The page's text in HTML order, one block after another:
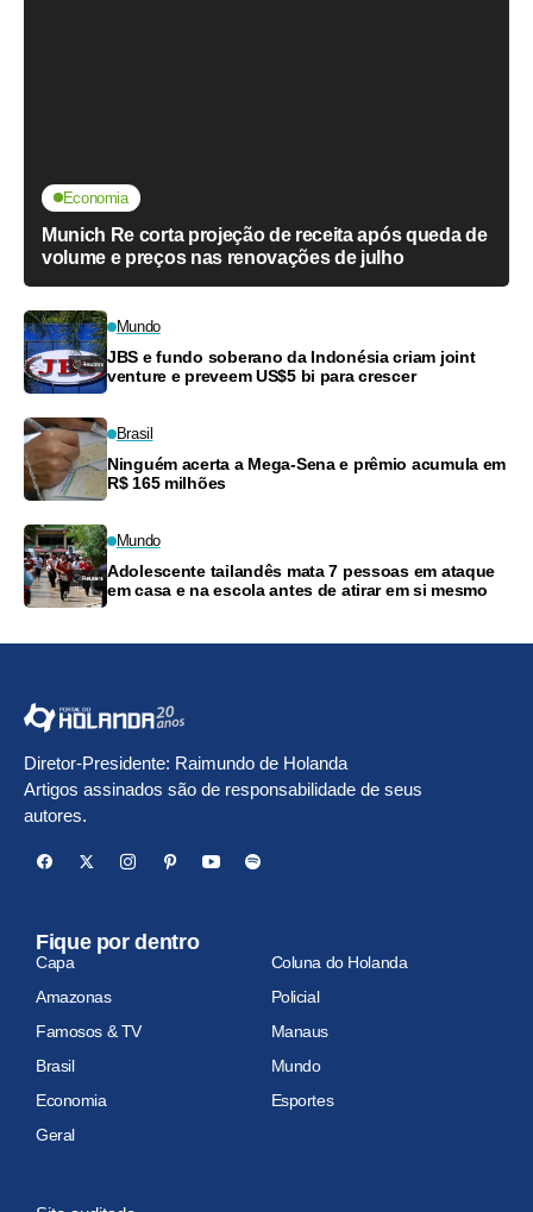
Economia
Munich Re corta projeção de receita após queda de
volume e preços nas renovações de julho
Mundo
JBS e fundo soberano da Indonésia criam joint
venture e preveem US$5 bi para crescer
Brasil
Ninguém acerta a Mega-Sena e prêmio acumula em
R$ 165 milhões
Mundo
Adolescente tailandês mata 7 pessoas em ataque
em casa e na escola antes de atirar em si mesmo
Diretor-Presidente: Raimundo de Holanda
Artigos assinados são de responsabilidade de seus
autores.
Fique por dentro
Capa
Coluna do Holanda
Amazonas
Policial
Famosos & TV
Manaus
Brasil
Mundo
Economia
Esportes
Geral